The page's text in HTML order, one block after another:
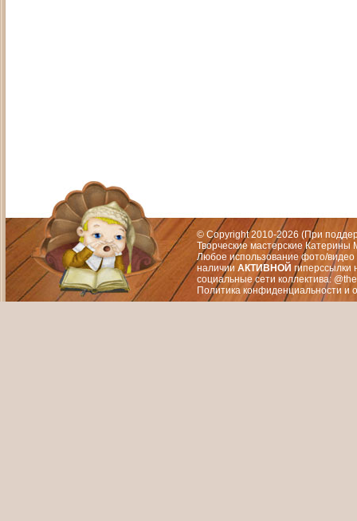
© Copyright 2010-2026 (При
Творческие мастерские
Любое использование фото/видео
наличии АКТИВНОЙ гиперссылки
социальные сети коллектива:
Политика конфиденциальности и